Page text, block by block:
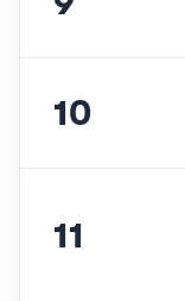
10
11